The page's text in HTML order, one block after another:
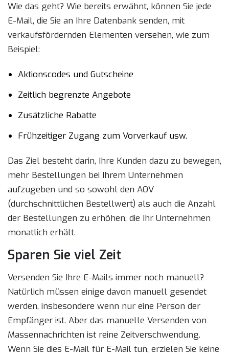
Wie das geht? Wie bereits erwähnt, können Sie jede
E-Mail, die Sie an Ihre Datenbank senden, mit
verkaufsfördernden Elementen versehen, wie zum
Beispiel:
Aktionscodes und Gutscheine
Zeitlich begrenzte Angebote
Zusätzliche Rabatte
Frühzeitiger Zugang zum Vorverkauf usw.
Das Ziel besteht darin, Ihre Kunden dazu zu bewegen,
mehr Bestellungen bei Ihrem Unternehmen
aufzugeben und so sowohl den AOV
(durchschnittlichen Bestellwert) als auch die Anzahl
der Bestellungen zu erhöhen, die Ihr Unternehmen
monatlich erhält.
Sparen Sie viel Zeit
Versenden Sie Ihre E-Mails immer noch manuell?
Natürlich müssen einige davon manuell gesendet
werden, insbesondere wenn nur eine Person der
Empfänger ist. Aber das manuelle Versenden von
Massennachrichten ist reine Zeitverschwendung.
Wenn Sie dies E-Mail für E-Mail tun, erzielen Sie keine